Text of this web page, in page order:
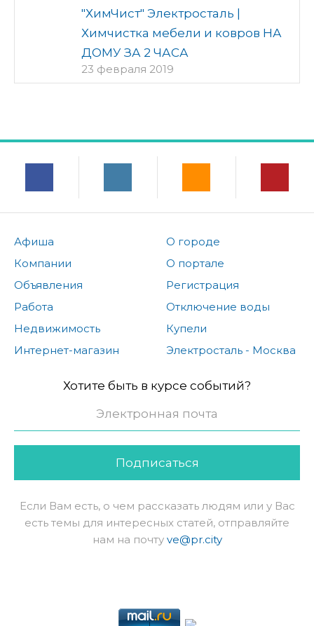
"ХимЧист" Электросталь |
Химчистка мебели и ковров НА
ДОМУ ЗА 2 ЧАСА
23 февраля 2019
Афиша
Компании
Объявления
Работа
Недвижимость
Интернет-магазин
О городе
О портале
Регистрация
Отключение воды
Купели
Электросталь - Москва
Хотите быть в курсе событий?
Подписаться
Если Вам есть, о чем рассказать людям или у Вас
есть темы для интересных статей, отправляйте
нам на почту ve@pr.city